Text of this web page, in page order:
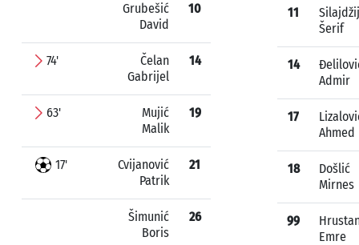
Grubešić
David
10
74'
Čelan
Gabrijel
14
63'
Mujić
Malik
19
17'
Cvijanović
Patrik
21
Šimunić
Boris
26
11
Šerif
14
Admir
17
Ahmed
18
Došlić
Mirnes
99
Emre